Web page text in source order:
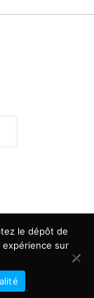
Dogg
le dépôt de
expérience sur